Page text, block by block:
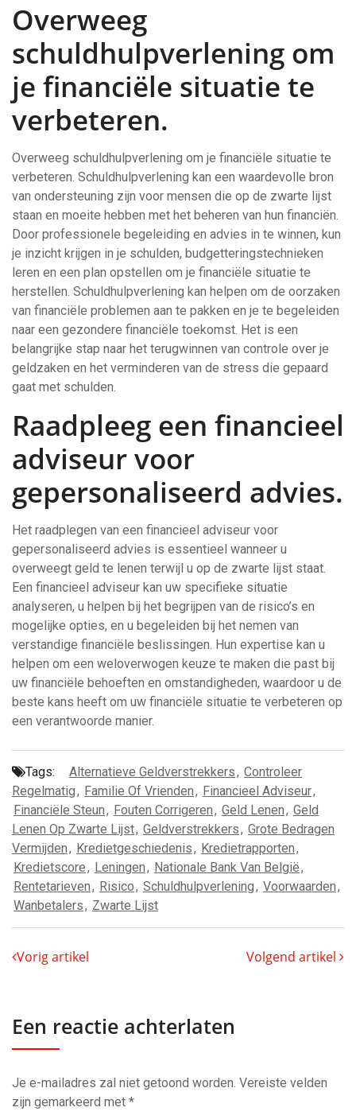
Overweeg
schuldhulpverlening om
je financiële situatie te
verbeteren.
Overweeg schuldhulpverlening om je financiële situatie te
verbeteren. Schuldhulpverlening kan een waardevolle bron
van ondersteuning zijn voor mensen die op de zwarte lijst
staan en moeite hebben met het beheren van hun financiën.
Door professionele begeleiding en advies in te winnen, kun
je inzicht krijgen in je schulden, budgetteringstechnieken
leren en een plan opstellen om je financiële situatie te
herstellen. Schuldhulpverlening kan helpen om de oorzaken
van financiële problemen aan te pakken en je te begeleiden
naar een gezondere financiële toekomst. Het is een
belangrijke stap naar het terugwinnen van controle over je
geldzaken en het verminderen van de stress die gepaard
gaat met schulden.
Raadpleeg een financieel
adviseur voor
gepersonaliseerd advies.
Het raadplegen van een financieel adviseur voor
gepersonaliseerd advies is essentieel wanneer u
overweegt geld te lenen terwijl u op de zwarte lijst staat.
Een financieel adviseur kan uw specifieke situatie
analyseren, u helpen bij het begrijpen van de risico’s en
mogelijke opties, en u begeleiden bij het nemen van
verstandige financiële beslissingen. Hun expertise kan u
helpen om een weloverwogen keuze te maken die past bij
uw financiële behoeften en omstandigheden, waardoor u de
beste kans heeft om uw financiële situatie te verbeteren op
een verantwoorde manier.
Tags: Alternatieve Geldverstrekkers, Controleer
Regelmatig, Familie Of Vrienden, Financieel Adviseur,
Financiële Steun, Fouten Corrigeren, Geld Lenen, Geld
Lenen Op Zwarte Lijst, Geldverstrekkers, Grote Bedragen
Vermijden, Kredietgeschiedenis, Kredietrapporten,
Kredietscore, Leningen, Nationale Bank Van België,
Rentetarieven, Risico, Schuldhulpverlening, Voorwaarden,
Wanbetalers, Zwarte Lijst
Vorig artikel Volgend artikel
Een reactie achterlaten
Je e-mailadres zal niet getoond worden. Vereiste velden
zijn gemarkeerd met *